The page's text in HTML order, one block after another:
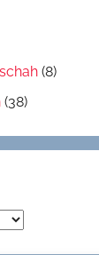
(8)
(38)